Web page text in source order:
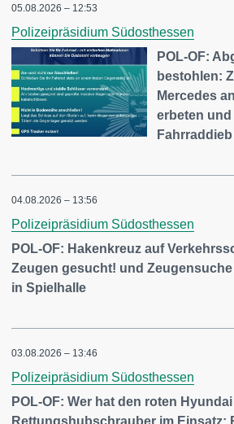
05.08.2026 – 12:53
Polizeipräsidium Südosthessen
POL-OF:
bestohlen:
Mercedes
erbeten und
04.08.2026 – 13:56
Polizeipräsidium Südosthessen
POL-OF: Hakenkreuz auf
Zeugen gesucht! und
in Spielhalle
03.08.2026 – 13:46
Polizeipräsidium Südosthessen
POL-OF: Wer hat den roten
Rettungshubschrauber im Einsatz: